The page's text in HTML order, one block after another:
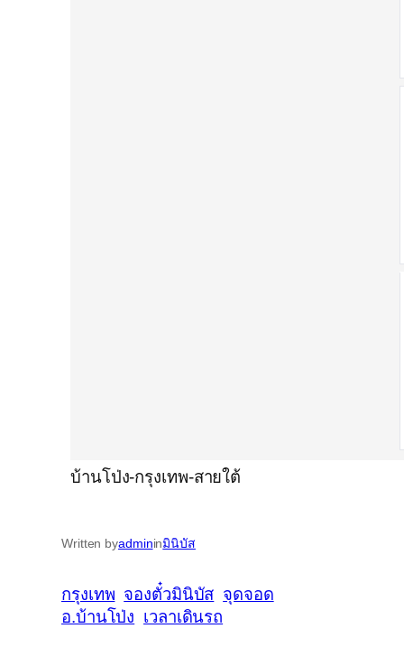
บ้านโป่ง-กรุงเทพ-สายใต้
Written byadmininมินิบัส
กรุงเทพ จองตั๋วมินิบัส จุดจอด
อ.บ้านโป่ง เวลาเดินรถ